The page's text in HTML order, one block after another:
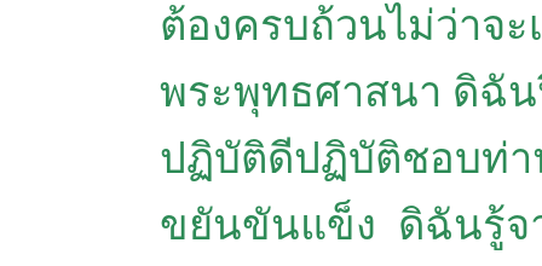
ต้องครบถ้วนไม่ว่าจ
พระพุทธศาสนา ดิฉั
ปฏิบัติดีปฏิบัติชอบท่
ขยันขันแข็ง ดิฉันรู้จ